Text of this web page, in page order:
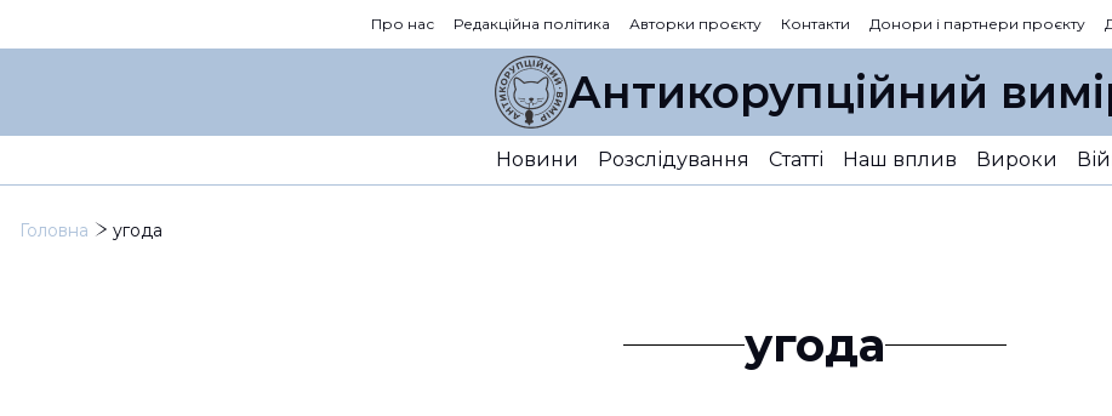
Про нас Редакційна політика Авторки проєкту Контакти Донори і партнери проєкту
Антикорупційний
Новини Розслідування Статті Наш вплив Вироки
Головна угода
угода